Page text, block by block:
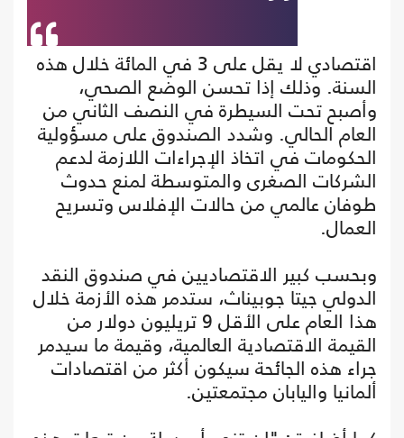
اقتصادي لا يقل على 3 في المائة خلال هذه
السنة. وذلك إذا تحسن الوضع الصحي،
وأصبح تحت السيطرة في النصف الثاني من
العام الحالي. وشدد الصندوق على مسؤولية
الحكومات في اتخاذ الإجراءات اللازمة لدعم
الشركات الصغرى والمتوسطة لمنع حدوث
طوفان عالمي من حالات الإفلاس وتسريح
العمال.
وبحسب كبير الاقتصاديين في صندوق النقد
الدولي جيتا جوبيناث، ستدمر هذه الأزمة خلال
هذا العام على الأقل 9 تريليون دولار من
القيمة الاقتصادية العالمية، وقيمة ما سيدمر
جراء هذه الجائحة سيكون أكثر من اقتصادات
ألمانيا واليابان مجتمعتين.